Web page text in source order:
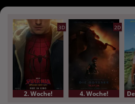
3D
2. Woche!
2D
4. Woche!